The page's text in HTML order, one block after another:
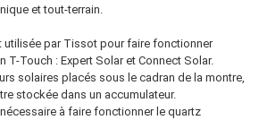
et tout-terrain.
utilisée par Tissot pour faire fonctionner
T-Touch : Expert Solar et Connect Solar.
solaires placés sous le cadran de la montre,
stockée dans un accumulateur.
à faire fonctionner le quartz